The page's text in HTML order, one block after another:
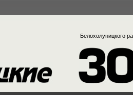
Белохолуницкого